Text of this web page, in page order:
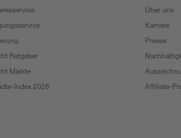
Ratgeber
Märkte
Index 2026
Über uns
Karriere
Presse
Affiliate-